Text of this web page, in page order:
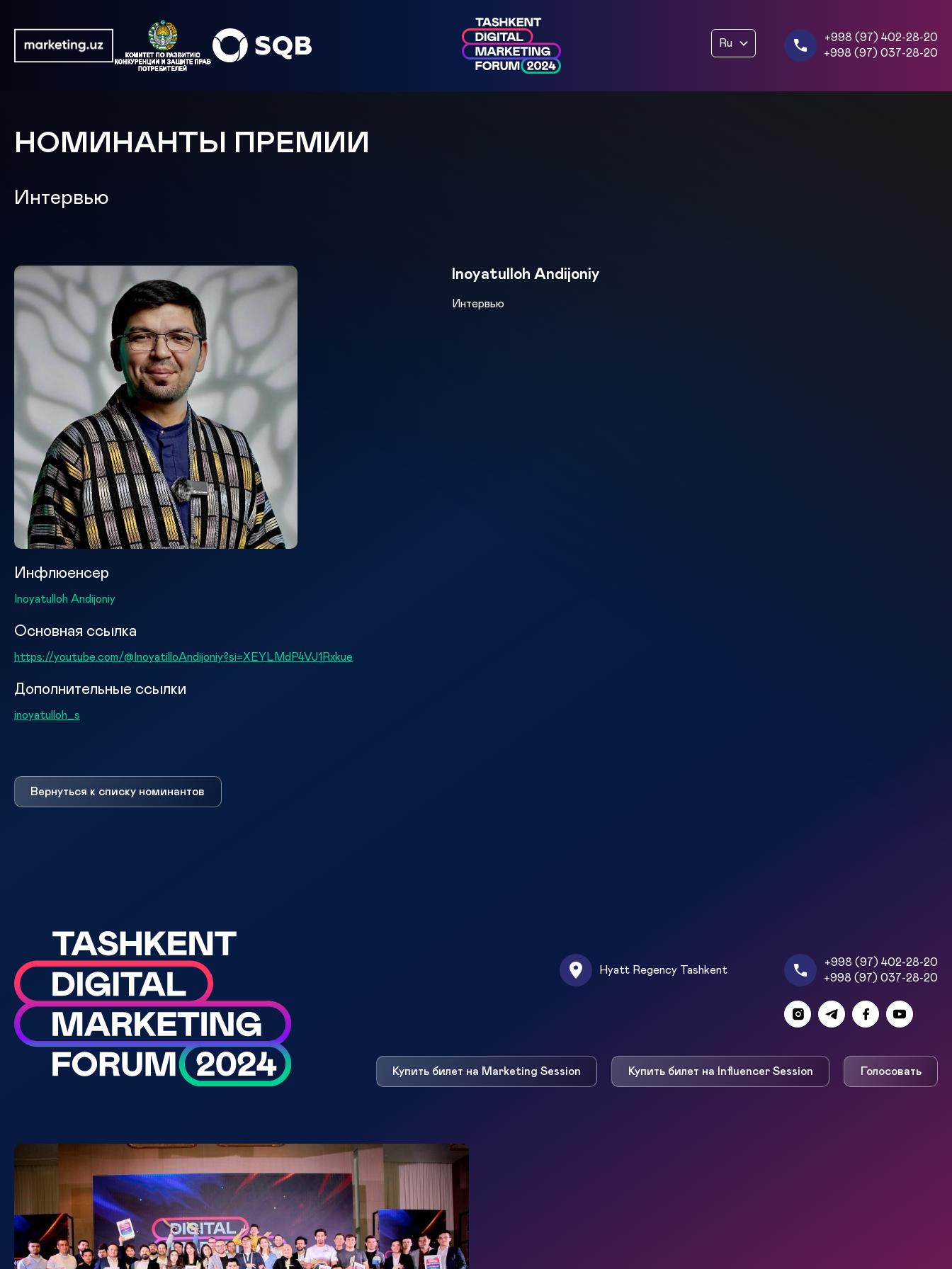
Ru
+998 (97) 402-28-20
+998 (97) 037-28-20
НОМИНАНТЫ ПРЕМИИ
Интервью
Инфлюенсер
Inoyatulloh Andijoniy
Основная ссылка
https://youtube.com/@InoyatilloAndijoniy?si=XEYLMdP4VJ1Rxkue
Дополнительные ссылки
inoyatulloh_s
Inoyatulloh Andijoniy
Интервью
Вернуться к списку номинантов
Hyatt Regency Tashkent
+998 (97) 402-28-20
+998 (97) 037-28-20
Купить билет на Marketing Session Купить билет на Influencer Session Голосовать